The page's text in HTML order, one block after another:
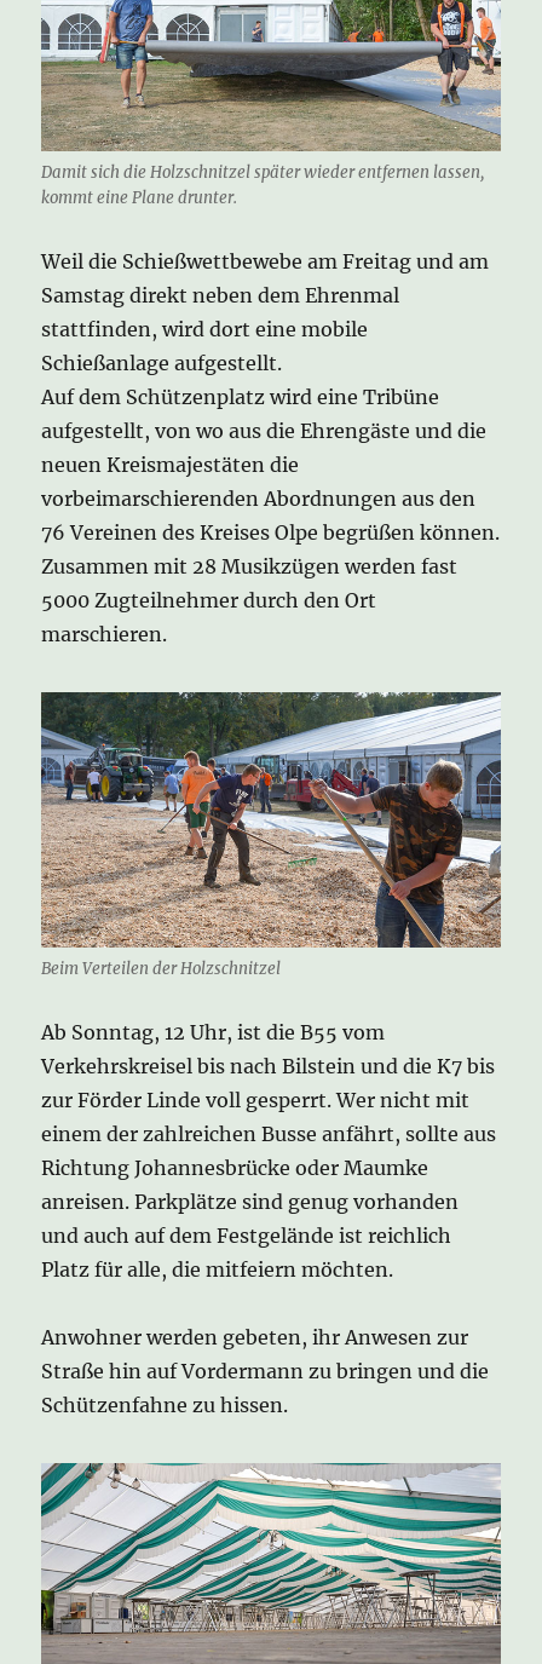
Damit sich die Holzschnitzel später wieder entfernen lassen,
kommt eine Plane drunter.
Weil die Schießwettbewebe am Freitag und am
Samstag direkt neben dem Ehrenmal
stattfinden, wird dort eine mobile
Schießanlage aufgestellt.
Auf dem Schützenplatz wird eine Tribüne
aufgestellt, von wo aus die Ehrengäste und die
neuen Kreismajestäten die
vorbeimarschierenden Abordnungen aus den
76 Vereinen des Kreises Olpe begrüßen können.
Zusammen mit 28 Musikzügen werden fast
5000 Zugteilnehmer durch den Ort
marschieren.
Beim Verteilen der Holzschnitzel
Ab Sonntag, 12 Uhr, ist die B55 vom
Verkehrskreisel bis nach Bilstein und die K7 bis
zur Förder Linde voll gesperrt. Wer nicht mit
einem der zahlreichen Busse anfährt, sollte aus
Richtung Johannesbrücke oder Maumke
anreisen. Parkplätze sind genug vorhanden
und auch auf dem Festgelände ist reichlich
Platz für alle, die mitfeiern möchten.
Anwohner werden gebeten, ihr Anwesen zur
Straße hin auf Vordermann zu bringen und die
Schützenfahne zu hissen.